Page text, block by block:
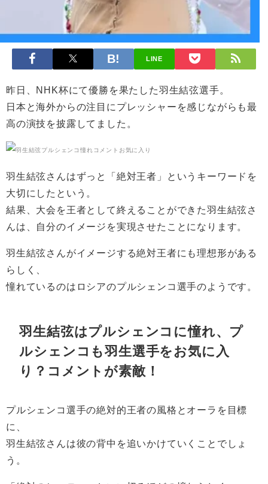
LINE
昨日、NHK杯にて優勝を果たした羽生結弦選手。
日本と海外からの注目にプレッシャーを感じながらも最
高の演技を披露してました。
羽生結弦さんはずっと「絶対王者」というキーワードを
大切にしたという。
結果、大会を王者として終えることができた羽生結弦さ
んは、自分のイメージを実現させたことになります。
羽生結弦さんがイメージする絶対王者にも理想形がある
らしく、
憧れているのはロシアのプルシェンコ選手のようです。
羽生結弦はプルシェンコに憧れ、プ
ルシェンコも羽生選手をお気に入
り？コメントが素敵！
プルシェンコ選手の絶対的王者の風格とオーラを目標
に、
羽生結弦さんは彼の背中を追いかけていくことでしょ
う。